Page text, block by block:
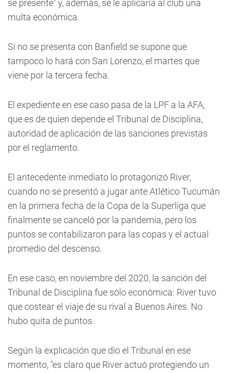
se presente" y, además, se le aplicaría al club una
multa económica.
Si no se presenta con Banfield se supone que
tampoco lo hará con San Lorenzo, el martes que
viene por la tercera fecha.
El expediente en ese caso pasa de la LPF a la AFA,
que es de quien depende el Tribunal de Disciplina,
autoridad de aplicación de las sanciones previstas
por el reglamento.
El antecedente inmediato lo protagonizó River,
cuando no se presentó a jugar ante Atlético Tucumán
en la primera fecha de la Copa de la Superliga que
finalmente se canceló por la pandemia, pero los
puntos se contabilizaron para las copas y el actual
promedio del descenso.
En ese caso, en noviembre del 2020, la sanción del
Tribunal de Disciplina fue sólo económica: River tuvo
que costear el viaje de su rival a Buenos Aires. No
hubo quita de puntos.
Según la explicación que dio el Tribunal en ese
momento, "es claro que River actuó protegiendo un